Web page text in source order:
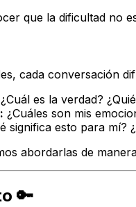
que la dificultad no
, cada conversación
¿Cuál es la verdad?
¿Cuáles son mis
significa esto para mí?
abordarlas de
🔑